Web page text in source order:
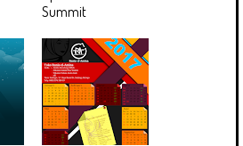
Summit